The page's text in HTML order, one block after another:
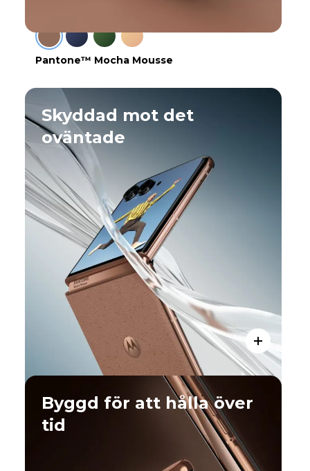
Skyddad mot det
oväntade
Byggd för att hålla över
tid
Pantone™ Mocha Mousse